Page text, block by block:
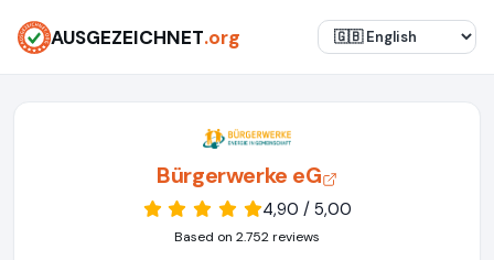
AUSGEZEICHNET.org
Bürgerwerke eG
4,90 / 5,00
Based on 2.752 reviews